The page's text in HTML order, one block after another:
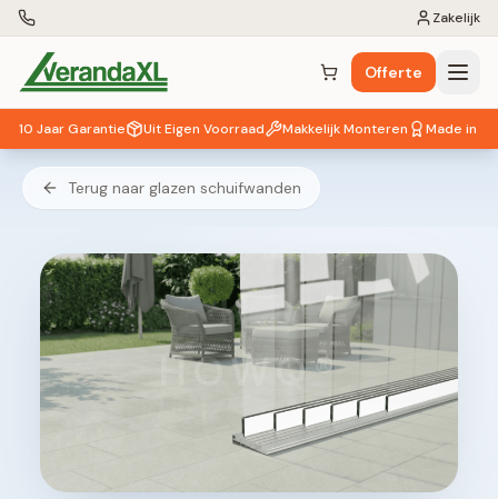
Zakelijk
Winkelwagen ( 0 items)
Offerte
10 Jaar Garantie Uit Eigen Voorraad Makkelijk Monteren Made in EU
Terug naar glazen schuifwanden
HOWQ®